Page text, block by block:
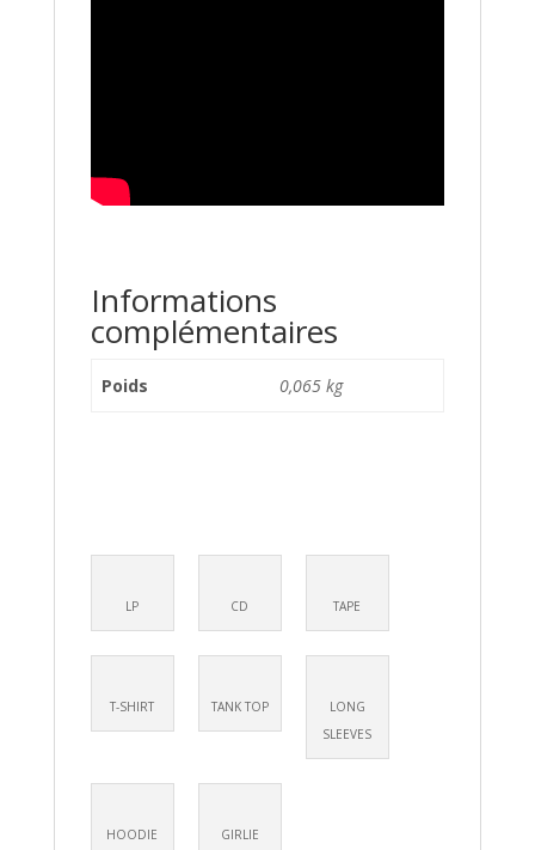
Informations
complémentaires
Poids 0,065 kg
LP CD TAPE
T-SHIRT TANK TOP
LONG
SLEEVES
HOODIE GIRLIE